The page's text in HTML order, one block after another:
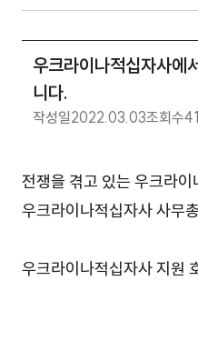
우크라이나적십자사에
니다.
작성일2022.03.03조회수
전쟁을 겪고 있는 우크라
우크라이나적십자사 사무
우크라이나적십자사 지원